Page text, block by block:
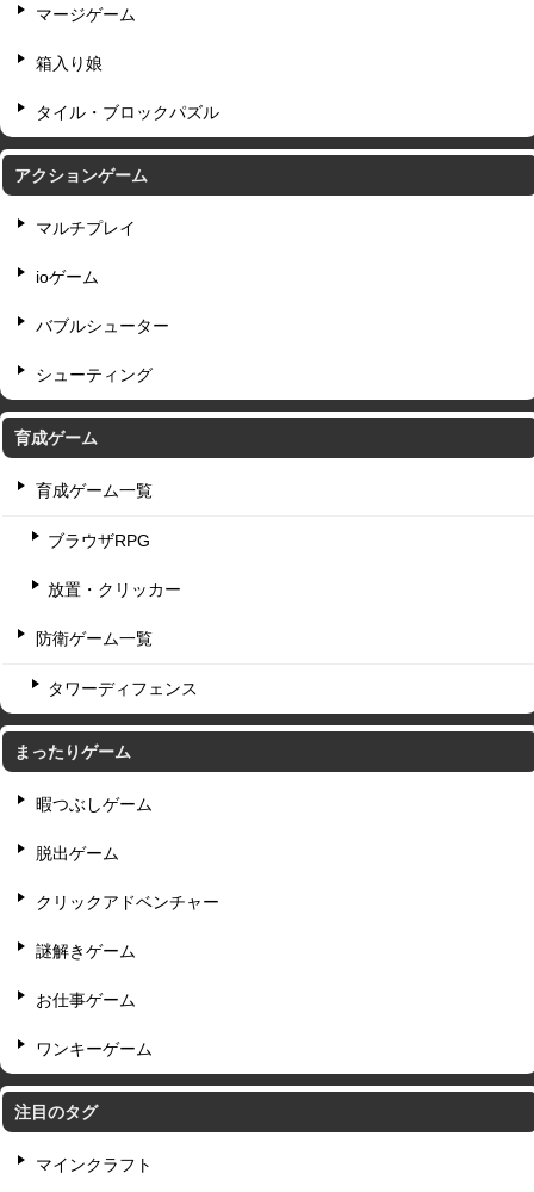
マージゲーム
箱入り娘
タイル・ブロックパズル
アクションゲーム
マルチプレイ
ioゲーム
バブルシューター
シューティング
育成ゲーム
育成ゲーム一覧
ブラウザRPG
放置・クリッカー
防衛ゲーム一覧
タワーディフェンス
まったりゲーム
暇つぶしゲーム
脱出ゲーム
クリックアドベンチャー
謎解きゲーム
お仕事ゲーム
ワンキーゲーム
注目のタグ
マインクラフト